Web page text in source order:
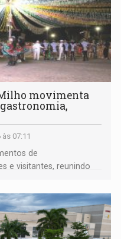
Milho movimenta
gastronomia,
07:11
de
e visitantes, reunindo